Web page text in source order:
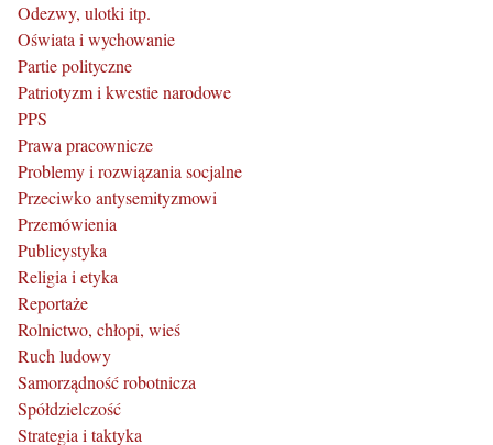
Odezwy, ulotki itp.
Oświata i wychowanie
Partie polityczne
Patriotyzm i kwestie narodowe
PPS
Prawa pracownicze
Problemy i rozwiązania socjalne
Przeciwko antysemityzmowi
Przemówienia
Publicystyka
Religia i etyka
Reportaże
Rolnictwo, chłopi, wieś
Ruch ludowy
Samorządność robotnicza
Spółdzielczość
Strategia i taktyka